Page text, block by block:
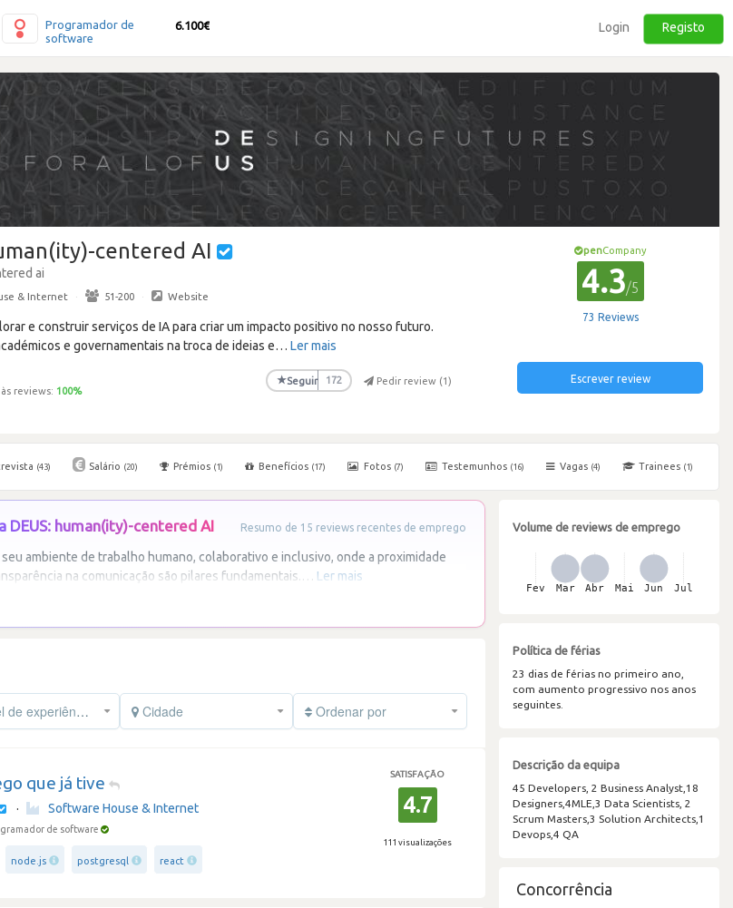
Programador de
software
6.100€ Login Registo
centered AI
ai
& Internet · 51-200 · Website
e construir serviços de IA para criar um impacto positivo no nosso futuro.
e governamentais na troca de ideias e… Ler mais
reviews: 100%
★Seguir 172 Pedir review (1)
penCompany
4.3/5
73 Reviews
Escrever review
(43) Salário (20) Prémios (1) Benefícios (17) Fotos (7) Testemunhos (16) Vagas (4) Trainees (1)
DEUS: human(ity)-centered AI Resumo de 15 reviews recentes de emprego
ambiente de trabalho humano, colaborativo e inclusivo, onde a proximidade
na comunicação são pilares fundamentais.… Ler mais
de experiência Cidade Ordenar por
que já tive
· Software House & Internet
de software
node.js postgresql react
SATISFAÇÃO
4.7
111 visualizações
Volume de reviews de emprego
Política de férias
23 dias de férias no primeiro ano,
com aumento progressivo nos anos
seguintes.
Descrição da equipa
45 Developers, 2 Business Analyst,18
Designers,4MLE,3 Data Scientists, 2
Scrum Masters,3 Solution Architects,1
Devops,4 QA
Concorrência